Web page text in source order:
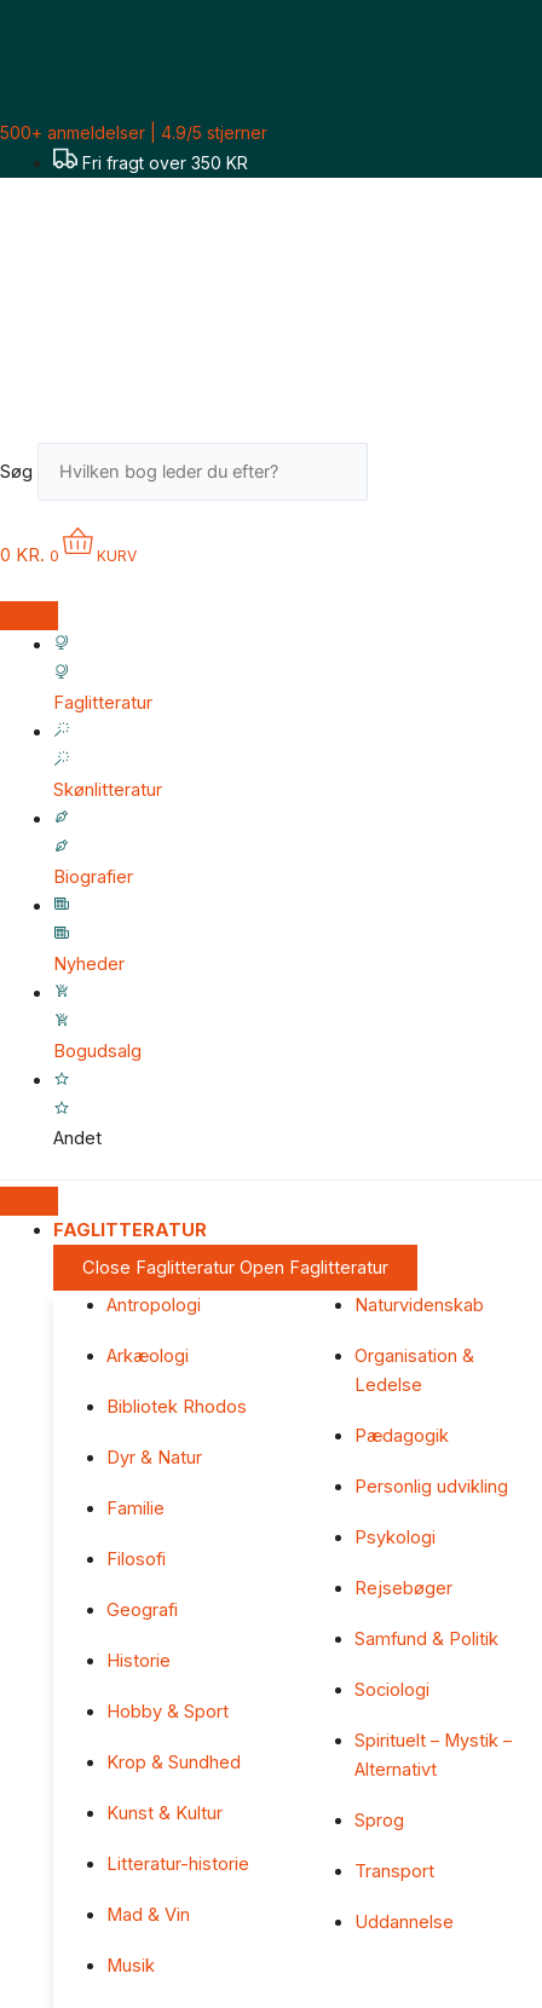
500+ anmeldelser | 4.9/5 stjerner
Fri fragt over 350 KR
Søg
0 KR. 0 KURV
Faglitteratur
Skønlitteratur
Biografier
Nyheder
Bogudsalg
Andet
FAGLITTERATUR
Close Faglitteratur Open Faglitteratur
Antropologi
Arkæologi
Bibliotek Rhodos
Dyr & Natur
Familie
Filosofi
Geografi
Historie
Hobby & Sport
Krop & Sundhed
Kunst & Kultur
Litteratur-historie
Mad & Vin
Musik
Naturvidenskab
Organisation &
Ledelse
Pædagogik
Personlig udvikling
Psykologi
Rejsebøger
Samfund & Politik
Sociologi
Spirituelt – Mystik –
Alternativt
Sprog
Transport
Uddannelse